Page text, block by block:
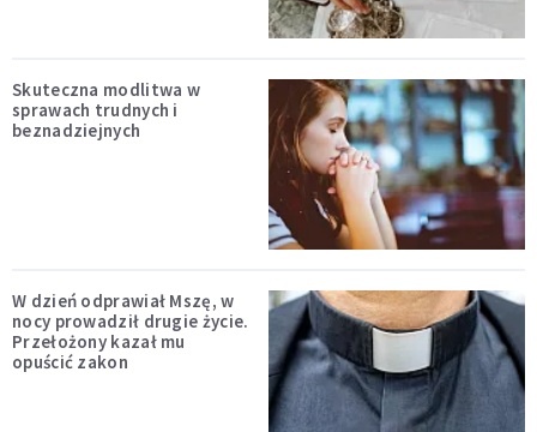
Skuteczna modlitwa w
sprawach trudnych i
beznadziejnych
W dzień odprawiał Mszę, w
nocy prowadził drugie życie.
Przełożony kazał mu
opuścić zakon